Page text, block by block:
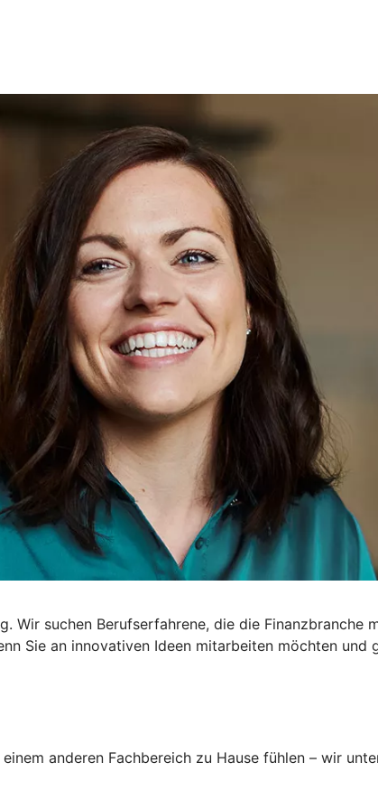
Wir suchen Berufserfahrene, die die
Sie an innovativen Ideen mitarbeiten möchten
anderen Fachbereich zu Hause fühlen – wir